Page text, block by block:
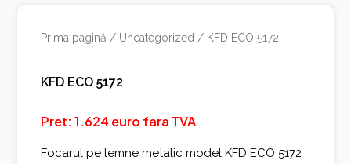
Prima pagină / Uncategorized / KFD ECO 5172
KFD ECO 5172
Pret: 1.624 euro fara TVA
Focarul pe lemne metalic model KFD ECO 5172